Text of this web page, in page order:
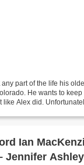
part of the life his
He wants to keep
Alex did.
Ian
Jennifer Ashley